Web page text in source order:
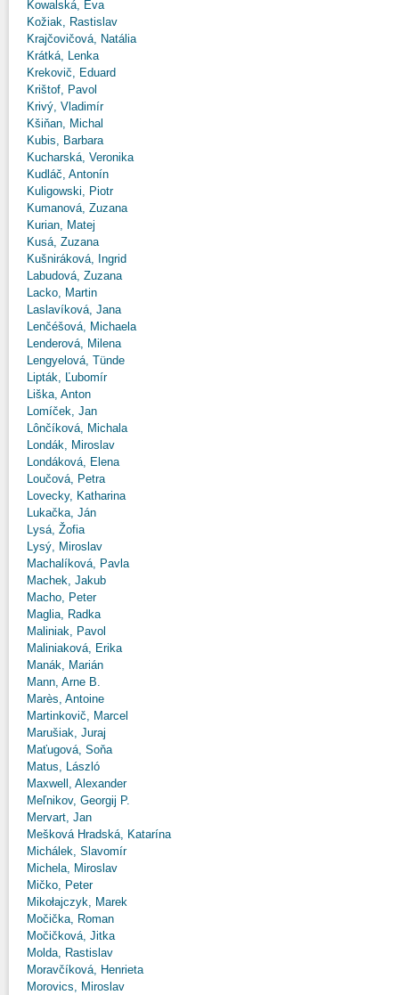
Kowalská, Eva
Kožiak, Rastislav
Krajčovičová, Natália
Krátká, Lenka
Krekovič, Eduard
Krištof, Pavol
Krivý, Vladimír
Kšiňan, Michal
Kubis, Barbara
Kucharská, Veronika
Kudláč, Antonín
Kuligowski, Piotr
Kumanová, Zuzana
Kurian, Matej
Kusá, Zuzana
Kušniráková, Ingrid
Labudová, Zuzana
Lacko, Martin
Laslavíková, Jana
Lenčéšová, Michaela
Lenderová, Milena
Lengyelová, Tünde
Lipták, Ľubomír
Liška, Anton
Lomíček, Jan
Lônčíková, Michala
Londák, Miroslav
Londáková, Elena
Loučová, Petra
Lovecky, Katharina
Lukačka, Ján
Lysá, Žofia
Lysý, Miroslav
Machalíková, Pavla
Machek, Jakub
Macho, Peter
Maglia, Radka
Maliniak, Pavol
Maliniaková, Erika
Manák, Marián
Mann, Arne B.
Marès, Antoine
Martinkovič, Marcel
Marušiak, Juraj
Maťugová, Soňa
Matus, László
Maxwell, Alexander
Meľnikov, Georgij P.
Mervart, Jan
Mešková Hradská, Katarína
Michálek, Slavomír
Michela, Miroslav
Mičko, Peter
Mikołajczyk, Marek
Močička, Roman
Močičková, Jitka
Molda, Rastislav
Moravčíková, Henrieta
Morovics, Miroslav